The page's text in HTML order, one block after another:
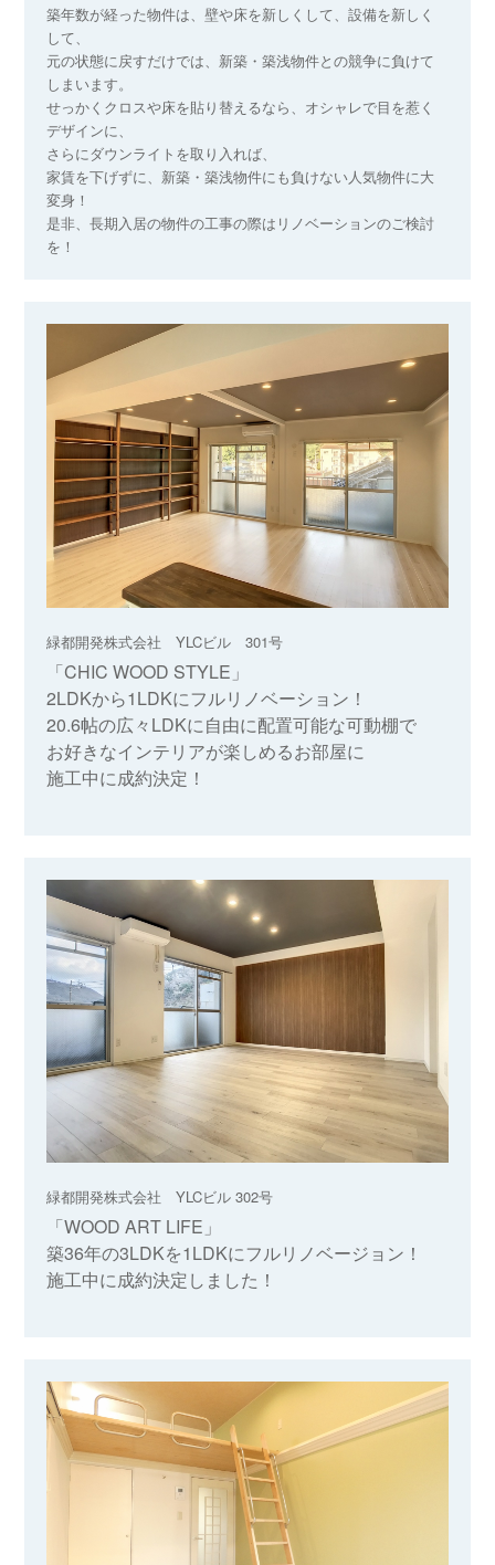
築年数が経った物件は、壁や床を新しくして、設備を新しく
して、
元の状態に戻すだけでは、新築・築浅物件との競争に負けて
しまいます。
せっかくクロスや床を貼り替えるなら、オシャレで目を惹く
デザインに、
さらにダウンライトを取り入れば、
家賃を下げずに、新築・築浅物件にも負けない人気物件に大
変身！
是非、長期入居の物件の工事の際はリノベーションのご検討
を！
緑都開発株式会社 YLCビル 301号
「CHIC WOOD STYLE」
2LDKから1LDKにフルリノベーション！
20.6帖の広々LDKに自由に配置可能な可動棚で
お好きなインテリアが楽しめるお部屋に
施工中に成約決定！
緑都開発株式会社 YLCビル 302号
「WOOD ART LIFE」
築36年の3LDKを1LDKにフルリノベージョン！
施工中に成約決定しました！